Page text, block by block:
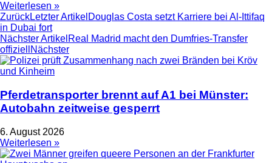
Weiterlesen »
ZurückLetzter Artikel Douglas Costa setzt Karriere bei Al-Ittifaq
in Dubai fort
Nächster Artikel Real Madrid macht den Dumfries-Transfer
offiziell Nächster
Pferdetransporter brennt auf A1 bei Münster:
Autobahn zeitweise gesperrt
6. August 2026
Weiterlesen »